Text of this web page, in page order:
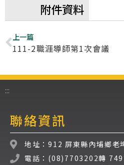
附件資料
上一篇
111-2職涯導師第1次會議
:::
聯絡資訊
地址：912 屏東縣內埔鄉老
電話：(08)7703202轉